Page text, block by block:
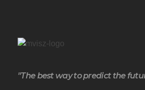
"The best way to predict the